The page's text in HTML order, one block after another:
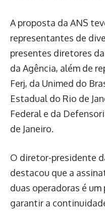
A proposta da ANS
representantes de
presentes diretores
da Agência, além de
Ferj, da Unimed do
Estadual do Rio de
Federal e da
de Janeiro.
O diretor-presidente
destacou que a
duas operadoras é
garantir a